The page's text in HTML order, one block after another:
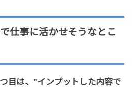
仕事に活かせそうなとこ
目は、”インプットした内容で